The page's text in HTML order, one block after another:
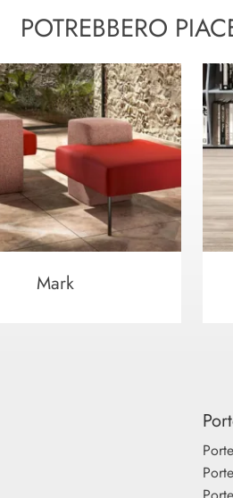
POTREBBERO
Mark